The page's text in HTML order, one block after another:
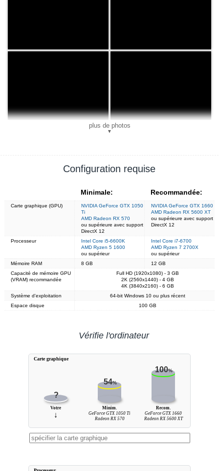
plus de photos
▼
Configuration requise
Minimale: Recommandée:
Carte graphique (GPU)
NVIDIA GeForce GTX 1050
Ti
AMD Radeon RX 570
ou supérieure avec support
DirectX 12
NVIDIA GeForce GTX 1660
AMD Radeon RX 5600 XT
ou supérieure avec support
DirectX 12
Processeur
Intel Core i5-6600K
AMD Ryzen 5 1600
ou supérieur
Intel Core i7-6700
AMD Ryzen 7 2700X
ou supérieur
Mémoire RAM
8 GB
12 GB
Capacité de mémoire GPU
(VRAM) recommandée
Full HD (1920x1080) - 3 GB
2K (2560x1440) - 4 GB
4K (3840x2160) - 6 GB
Système d'exploitation
64-bit Windows 10 ou plus récent
Espace disque
100 GB
Vérifie l'ordinateur
?
54%
100%
Votre
↓
Minim.
GeForce GTX 1050 Ti
Radeon RX 570
Recom.
GeForce GTX 1660
Radeon RX 5600 XT
Carte graphique